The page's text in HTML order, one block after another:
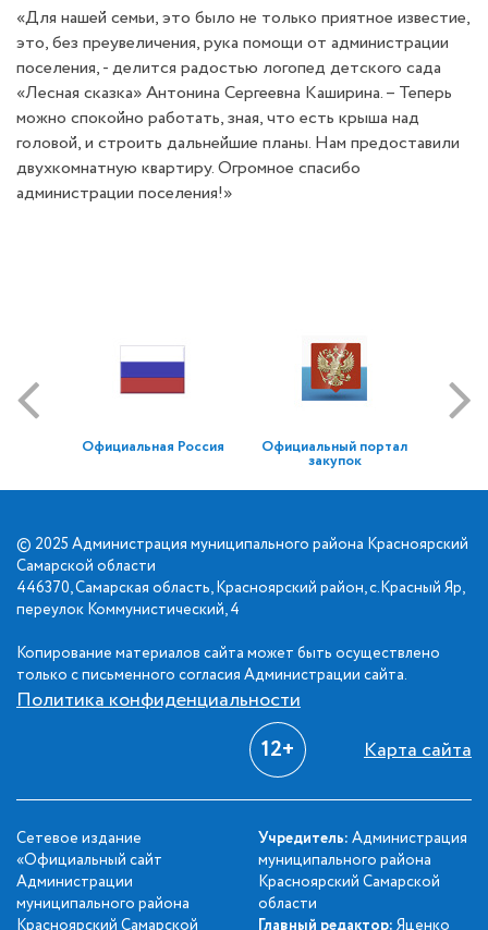
«Для нашей семьи, это было не только приятное известие,
это, без преувеличения, рука помощи от администрации
поселения, - делится радостью логопед детского сада
«Лесная сказка» Антонина Сергеевна Каширина. – Теперь
можно спокойно работать, зная, что есть крыша над
головой, и строить дальнейшие планы. Нам предоставили
двухкомнатную квартиру. Огромное спасибо
администрации поселения!»
Официальная Россия Официальный портал
закупок
© 2025 Администрация муниципального района Красноярский
Самарской области
446370, Самарская область, Красноярский район, с.Красный Яр,
переулок Коммунистический, 4
Копирование материалов сайта может быть осуществлено
только с письменного согласия Администрации сайта.
Политика конфиденциальности
12+ Карта сайта
Сетевое издание
«Официальный сайт
Администрации
муниципального района
Красноярский Самарской
Учредитель: Администрация
муниципального района
Красноярский Самарской
области
Главный редактор: Яценко